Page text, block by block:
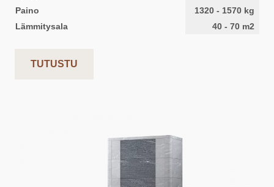
Paino
1320 - 1570 kg
Lämmitysala
40 - 70 m2
TUTUSTU